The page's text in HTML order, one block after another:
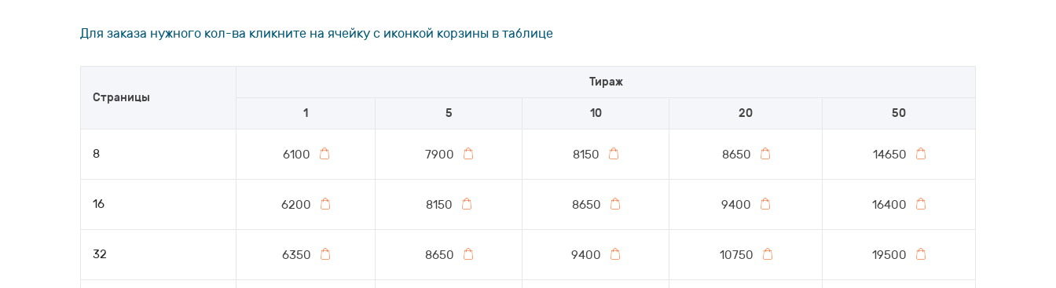
Для заказа нужного кол-ва кликните на ячейку с иконкой корзины в таблице
Страницы
Тираж
1 5 10 20 50
8 6100 7900 8150 8650 14650
16 6200 8150 8650 9400 16400
32 6350 8650 9400 10750 19500